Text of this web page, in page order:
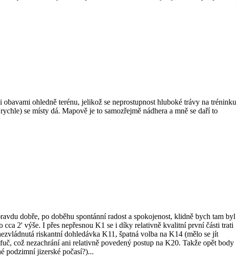
ohledně terénu, jelikož se neprostupnost hluboké trávy na tréninku
se místy dá. Mapově je to samozřejmě nádhera a mně se daří to
dobře, po doběhu spontánní radost a spokojenost, klidně bych tam byl
2' výše. I přes nepřesnou K1 se i díky relativně kvalitní první části trati
riskantní dohledávka K11, špatná volba na K14 (mělo se jít
což nezachrání ani relativně povedený postup na K20. Takže opět body
podzimní jizerské počasí?)...